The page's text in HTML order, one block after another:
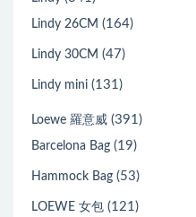
Lindy 26CM (164)
Lindy 30CM (47)
Lindy mini (131)
Loewe 羅意威 (391)
Barcelona Bag (19)
Hammock Bag (53)
LOEWE 女包 (121)